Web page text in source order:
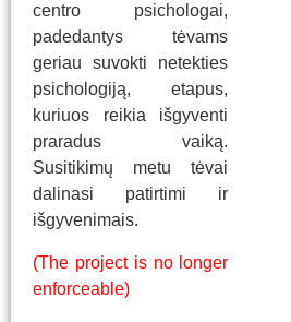
centro psichologai,
padedantys tėvams
geriau suvokti netekties
psichologiją, etapus,
kuriuos reikia išgyventi
praradus vaiką.
Susitikimų metu tėvai
dalinasi patirtimi ir
išgyvenimais.
(The project is no longer
enforceable)